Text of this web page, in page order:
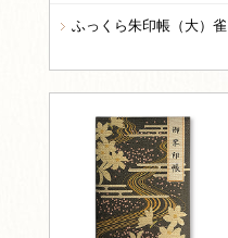
ふっくら朱印帳（大）雀